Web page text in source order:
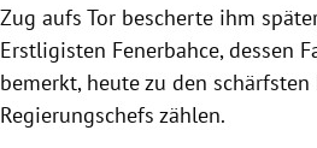
Zug aufs Tor bescherte ihm
Erstligisten Fenerbahce, dessen
bemerkt, heute zu den
Regierungschefs zählen.